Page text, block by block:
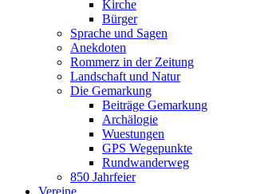
Kirche
Bürger
Sprache und Sagen
Anekdoten
Rommerz in der Zeitung
Landschaft und Natur
Die Gemarkung
Beiträge Gemarkung
Archälogie
Wuestungen
GPS Wegepunkte
Rundwanderweg
850 Jahrfeier
Vereine